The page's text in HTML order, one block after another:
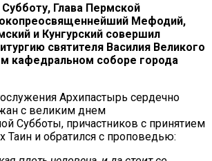
Глава Пермской
Мефодий,
и Кунгурский совершил
святителя Василия Великого
кафедральном соборе города
Архипастырь сердечно
с великим днем
Субботы, причастников с принятием
Таин и обратился с проповедью: